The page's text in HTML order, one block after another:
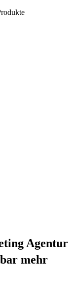
Agentur
mehr